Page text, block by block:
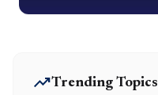
trending_upTrending Topics